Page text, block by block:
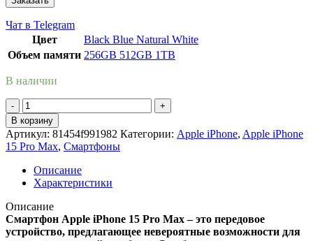
Чат в Telegram
Цвет
Black Blue Natural White
Объем памяти 256GB 512GB 1TB
В наличии
Количество
товара
Apple
iPhone
15
Pro
Max
256Gb
Black
Titanium
/
В корзину
Артикул: 81454f991982 Категории: Apple iPhone, Apple iPhone
15 Pro Max, Смартфоны
Описание
Характеристики
Описание
Смартфон Apple iPhone 15 Pro Max – это передовое
устройство, предлагающее невероятные возможности для